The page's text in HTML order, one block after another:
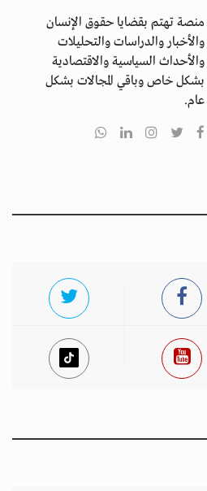
منصة تهتم بقضايا حقوق الإنسان
والأخبار والدراسات والتحليلات
والأحداث السياسية والاقتصادية
بشكل خاص وباقي المجالات بشكل
عام.